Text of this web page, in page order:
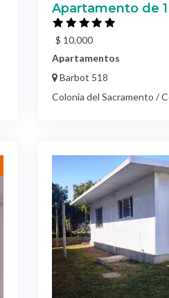
Apartamento de
$ 10.000
Apartamentos
Barbot 518
Colonia del Sacramento /